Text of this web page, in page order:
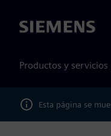
Siemens
Productos y servicios
Esta página se